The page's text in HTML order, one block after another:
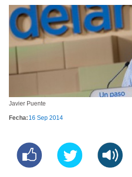
Javier Puente
Fecha: 16 Sep 2014